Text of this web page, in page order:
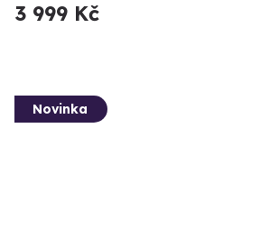
3 999 Kč
Novinka